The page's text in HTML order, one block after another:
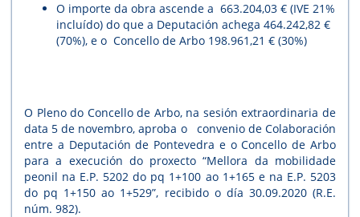
O importe da obra ascende a 663.204,03 € (IVE 21%
incluído) do que a Deputación achega 464.242,82 €
(70%), e o Concello de Arbo 198.961,21 € (30%)
O Pleno do Concello de Arbo, na sesión extraordinaria de
data 5 de novembro, aproba o convenio de Colaboración
entre a Deputación de Pontevedra e o Concello de Arbo
para a execución do proxecto “Mellora da mobilidade
peonil na E.P. 5202 do pq 1+100 ao 1+165 e na E.P. 5203
do pq 1+150 ao 1+529”, recibido o día 30.09.2020 (R.E.
núm. 982).